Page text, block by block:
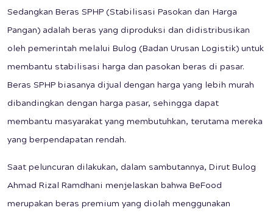
Sedangkan Beras SPHP (Stabilisasi Pasokan dan Harga
Pangan) adalah beras yang diproduksi dan didistribusikan
oleh pemerintah melalui Bulog (Badan Urusan Logistik) untuk
membantu stabilisasi harga dan pasokan beras di pasar.
Beras SPHP biasanya dijual dengan harga yang lebih murah
dibandingkan dengan harga pasar, sehingga dapat
membantu masyarakat yang membutuhkan, terutama mereka
yang berpendapatan rendah.
Saat peluncuran dilakukan, dalam sambutannya, Dirut Bulog
Ahmad Rizal Ramdhani menjelaskan bahwa BeFood
merupakan beras premium yang diolah menggunakan